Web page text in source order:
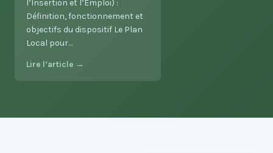
l’Insertion et l’Emploi) :
Définition, fonctionnement et
objectifs du dispositif Le Plan
Local pour…
Lire l’article →